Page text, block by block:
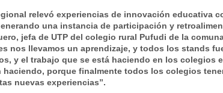
relevó experiencias de innovación educativa
una instancia de participación y
jefa de UTP del colegio rural Pufudi de la
nos llevamos un aprendizaje, y todos los stands
y el trabajo que se está haciendo en los colegios
haciendo, porque finalmente todos los colegios
nuevas experiencias”.